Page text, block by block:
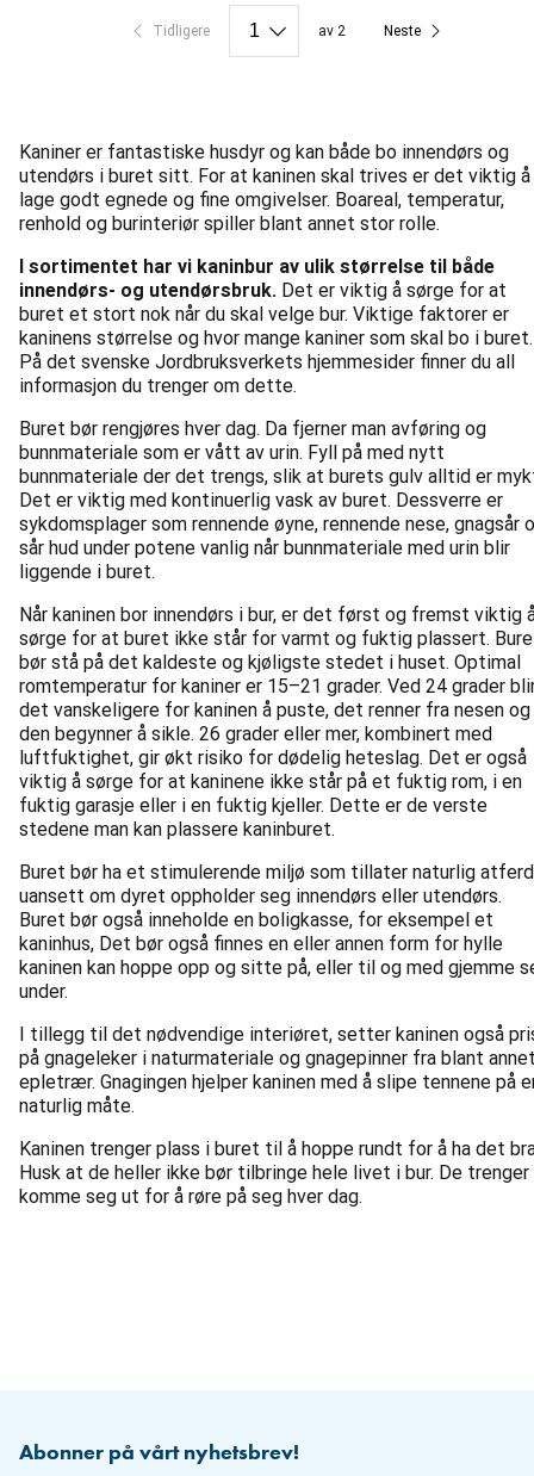
Tidligere av 2 Neste
Kaniner er fantastiske husdyr og kan både bo innendørs og
utendørs i buret sitt. For at kaninen skal trives er det viktig å
lage godt egnede og fine omgivelser. Boareal, temperatur,
renhold og burinteriør spiller blant annet stor rolle.
I sortimentet har vi kaninbur av ulik størrelse til både
innendørs- og utendørsbruk. Det er viktig å sørge for at
buret et stort nok når du skal velge bur. Viktige faktorer er
kaninens størrelse og hvor mange kaniner som skal bo i buret.
På det svenske Jordbruksverkets hjemmesider finner du all
informasjon du trenger om dette.
Buret bør rengjøres hver dag. Da fjerner man avføring og
bunnmateriale som er vått av urin. Fyll på med nytt
bunnmateriale der det trengs, slik at burets gulv alltid er
Det er viktig med kontinuerlig vask av buret. Dessverre er
sykdomsplager som rennende øyne, rennende nese, gnagsår
sår hud under potene vanlig når bunnmateriale med urin blir
liggende i buret.
Når kaninen bor innendørs i bur, er det først og fremst viktig
sørge for at buret ikke står for varmt og fuktig plassert.
bør stå på det kaldeste og kjøligste stedet i huset. Optimal
romtemperatur for kaniner er 15–21 grader. Ved 24 grader
det vanskeligere for kaninen å puste, det renner fra nesen og
den begynner å sikle. 26 grader eller mer, kombinert med
luftfuktighet, gir økt risiko for dødelig heteslag. Det er også
viktig å sørge for at kaninene ikke står på et fuktig rom, i en
fuktig garasje eller i en fuktig kjeller. Dette er de verste
stedene man kan plassere kaninburet.
Buret bør ha et stimulerende miljø som tillater naturlig
uansett om dyret oppholder seg innendørs eller utendørs.
Buret bør også inneholde en boligkasse, for eksempel et
kaninhus, Det bør også finnes en eller annen form for hylle
kaninen kan hoppe opp og sitte på, eller til og med gjemme
under.
I tillegg til det nødvendige interiøret, setter kaninen også
på gnageleker i naturmateriale og gnagepinner fra blant
epletrær. Gnagingen hjelper kaninen med å slipe tennene på
naturlig måte.
Kaninen trenger plass i buret til å hoppe rundt for å ha det
Husk at de heller ikke bør tilbringe hele livet i bur. De trenger
komme seg ut for å røre på seg hver dag.
Abonner på vårt nyhetsbrev!